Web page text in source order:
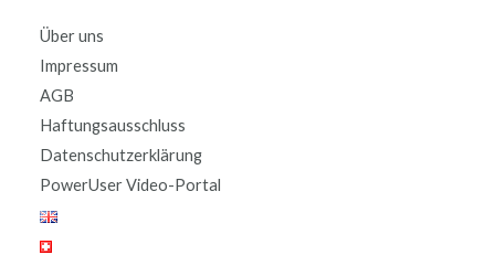
Über uns
Impressum
AGB
Haftungsausschluss
Datenschutzerklärung
PowerUser Video-Portal